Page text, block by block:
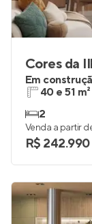
Cores da
Em
40 e 51 m²
2
Venda a partir
R$ 242.990